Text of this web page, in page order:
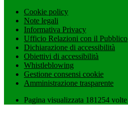
Cookie policy
Note legali
Informativa Privacy
Ufficio Relazioni con il Pubblico
Dichiarazione di accessibilità
Obiettivi di accessibilità
Whistleblowing
Gestione consensi cookie
Amministrazione trasparente
Pagina visualizzata 181254 volte